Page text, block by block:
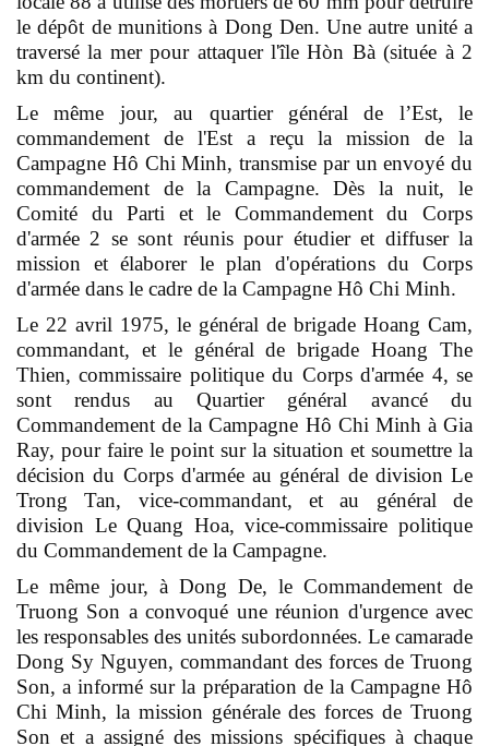
le dépôt de munitions à Dong Den. Une autre unité a
traversé la mer pour attaquer l'île Hòn Bà (située à 2
km du continent).
Le même jour, au quartier général de l’Est, le
commandement de l'Est a reçu la mission de la
Campagne Hô Chi Minh, transmise par un envoyé du
commandement de la Campagne. Dès la nuit, le
Comité du Parti et le Commandement du Corps
d'armée 2 se sont réunis pour étudier et diffuser la
mission et élaborer le plan d'opérations du Corps
d'armée dans le cadre de la Campagne Hô Chi Minh.
Le 22 avril 1975, le général de brigade Hoang Cam,
commandant, et le général de brigade Hoang The
Thien, commissaire politique du Corps d'armée 4, se
sont rendus au Quartier général avancé du
Commandement de la Campagne Hô Chi Minh à Gia
Ray, pour faire le point sur la situation et soumettre la
décision du Corps d'armée au général de division Le
Trong Tan, vice-commandant, et au général de
division Le Quang Hoa, vice-commissaire politique
du Commandement de la Campagne.
Le même jour, à Dong De, le Commandement de
Truong Son a convoqué une réunion d'urgence avec
les responsables des unités subordonnées. Le camarade
Dong Sy Nguyen, commandant des forces de Truong
Son, a informé sur la préparation de la Campagne Hô
Chi Minh, la mission générale des forces de Truong
Son et a assigné des missions spécifiques à chaque